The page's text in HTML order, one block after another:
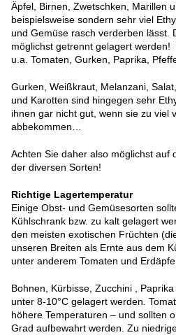
Äpfel, Birnen, Zwetschken, Marillen
beispielsweise sondern sehr viel
und Gemüse rasch verderben lässt.
möglichst getrennt gelagert
u.a. Tomaten, Gurken, Paprika,
Gurken, Weißkraut, Melanzani,
und Karotten sind hingegen sehr
ihnen gar nicht gut, wenn sie zu viel
abbekommen…
Achten Sie daher also möglichst auf
der diversen Sorten!
Richtige Lagertemperatur
Einige Obst- und Gemüsesorten
Kühlschrank bzw. zu kalt gelagert
den meisten exotischen Früchten
unseren Breiten als Ernte aus dem
unter anderem Tomaten und
Bohnen, Kürbisse, Zucchini ,
unter 8-10°C gelagert werden.
höhere Temperaturen – und sollten
Grad aufbewahrt werden. Zu